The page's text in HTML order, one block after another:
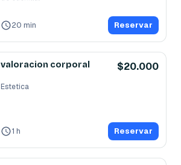
20 min Reservar
valoracion corporal $20.000
Estetica
1 h Reservar